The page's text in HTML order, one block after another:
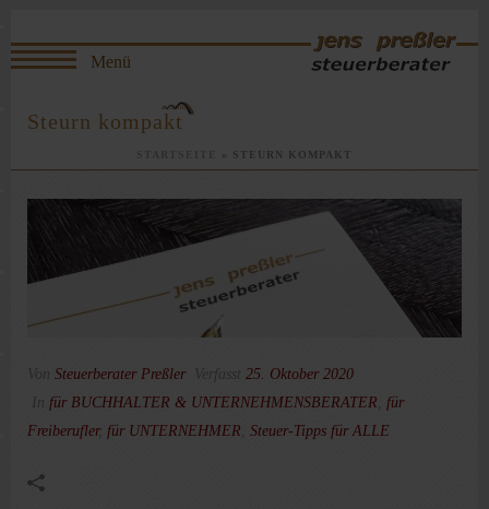
Steurn kompakt
» STEURN KOMPAKT
Von Steuerberater Preßler Verfasst 25. Oktober 2020
In für BUCHHALTER & UNTERNEHMENSBERATER
für
Freiberufler, für UNTERNEHMER Steuer-Tipps für ALLE